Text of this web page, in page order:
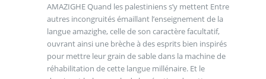
AMAZIGHE Quand les palestiniens s’y mettent Entre
autres incongruités émaillant l’enseignement de la
langue amazighe, celle de son caractère facultatif,
ouvrant ainsi une brèche à des esprits bien inspirés
pour mettre leur grain de sable dans la machine de
réhabilitation de cette langue millénaire. Et le